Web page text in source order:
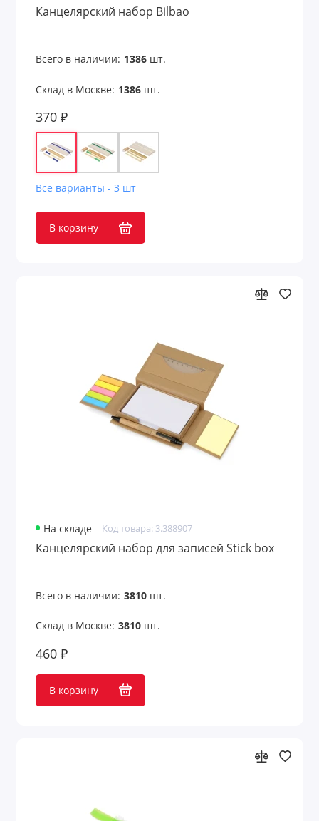
Канцелярский набор Bilbao
Всего в наличии: 1386шт.
Склад в Москве: 1386шт.
370 ₽
Все варианты - 3 шт
В корзину
На складе Код товара: 3.388907
Канцелярский набор для записей Stick box
Всего в наличии: 3810шт.
Склад в Москве: 3810шт.
460 ₽
В корзину